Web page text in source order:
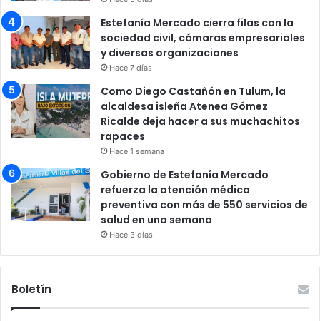
Estefanía Mercado cierra filas con la
sociedad civil, cámaras empresariales
y diversas organizaciones
Hace 7 días
Como Diego Castañón en Tulum, la
alcaldesa isleña Atenea Gómez
Ricalde deja hacer a sus muchachitos
rapaces
Hace 1 semana
Gobierno de Estefanía Mercado
refuerza la atención médica
preventiva con más de 550 servicios de
salud en una semana
Hace 3 días
Boletín